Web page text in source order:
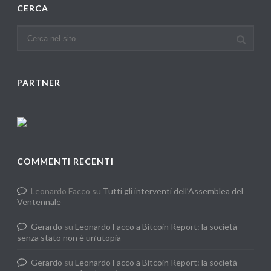
CERCA
PARTNER
COMMENTI RECENTI
Leonardo Facco su Tutti gli interventi dell’Assemblea del
Ventennale
Gerardo su Leonardo Facco a Bitcoin Report: la società
senza stato non è un’utopia
Gerardo su Leonardo Facco a Bitcoin Report: la società